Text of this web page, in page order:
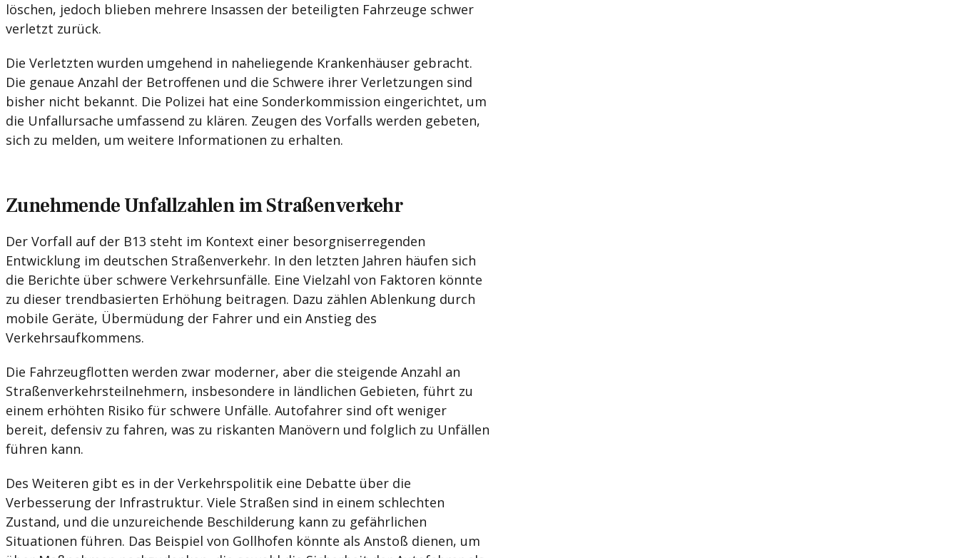
löschen, jedoch blieben mehrere Insassen der beteiligten Fahrzeuge schwer
verletzt zurück.
Die Verletzten wurden umgehend in naheliegende Krankenhäuser gebracht.
Die genaue Anzahl der Betroffenen und die Schwere ihrer Verletzungen sind
bisher nicht bekannt. Die Polizei hat eine Sonderkommission eingerichtet, um
die Unfallursache umfassend zu klären. Zeugen des Vorfalls werden gebeten,
sich zu melden, um weitere Informationen zu erhalten.
Zunehmende Unfallzahlen im Straßenverkehr
Der Vorfall auf der B13 steht im Kontext einer besorgniserregenden
Entwicklung im deutschen Straßenverkehr. In den letzten Jahren häufen sich
die Berichte über schwere Verkehrsunfälle. Eine Vielzahl von Faktoren könnte
zu dieser trendbasierten Erhöhung beitragen. Dazu zählen Ablenkung durch
mobile Geräte, Übermüdung der Fahrer und ein Anstieg des
Verkehrsaufkommens.
Die Fahrzeugflotten werden zwar moderner, aber die steigende Anzahl an
Straßenverkehrsteilnehmern, insbesondere in ländlichen Gebieten, führt zu
einem erhöhten Risiko für schwere Unfälle. Autofahrer sind oft weniger
bereit, defensiv zu fahren, was zu riskanten Manövern und folglich zu Unfällen
führen kann.
Des Weiteren gibt es in der Verkehrspolitik eine Debatte über die
Verbesserung der Infrastruktur. Viele Straßen sind in einem schlechten
Zustand, und die unzureichende Beschilderung kann zu gefährlichen
Situationen führen. Das Beispiel von Gollhofen könnte als Anstoß dienen, um